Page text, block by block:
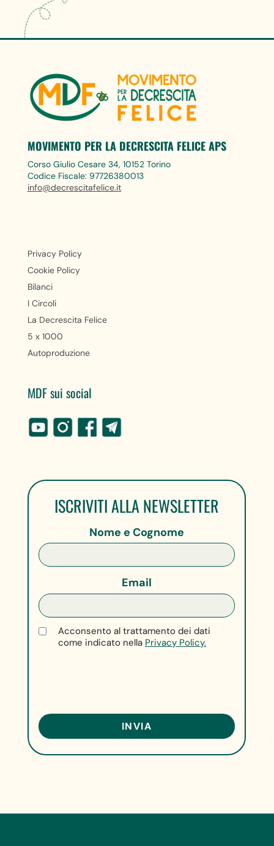
MOVIMENTO PER LA DECRESCITA FELICE APS
Corso Giulio Cesare 34, 10152 Torino
Codice Fiscale: 97726380013
info@decrescitafelice.it
Privacy Policy
Cookie Policy
Bilanci
I Circoli
La Decrescita Felice
5 x 1000
Autoproduzione
MDF sui social
ISCRIVITI ALLA NEWSLETTER
Nome e Cognome
Email
Acconsento al trattamento dei dati
come indicato nella Privacy Policy.